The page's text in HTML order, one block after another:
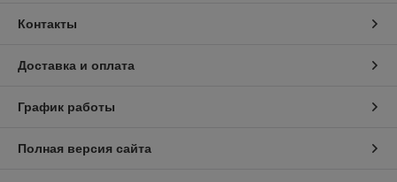
Контакты
Доставка и оплата
График работы
Полная версия сайта